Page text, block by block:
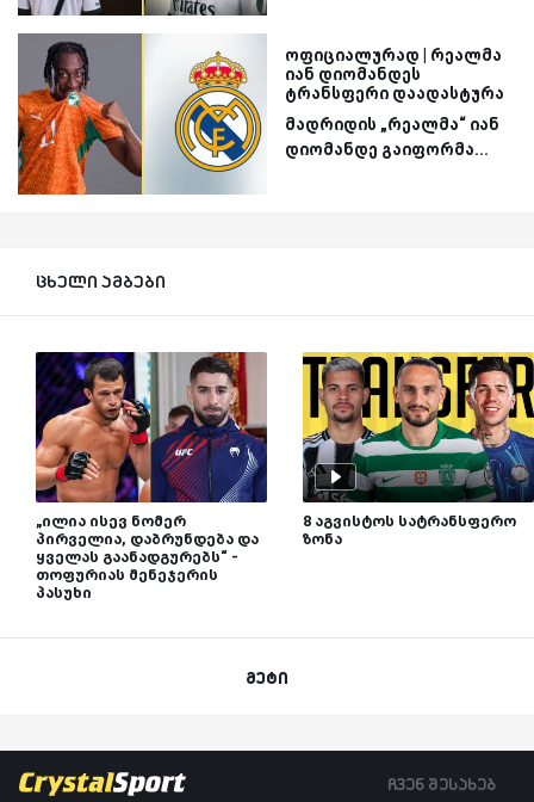
ოფიციალურად | რეალმა
იან დიომანდეს
ტრანსფერი დაადასტურა
მადრიდის „რეალმა“ იან
დიომანდე გაიფორმა...
ცხელი ამბები
„ილია ისევ ნომერ
პირველია, დაბრუნდება და
ყველას გაანადგურებს“ -
თოფურიას მენეჯერის
პასუხი
8 აგვისტოს სატრანსფერო
ზონა
მეტი
ჩვენ შესახებ